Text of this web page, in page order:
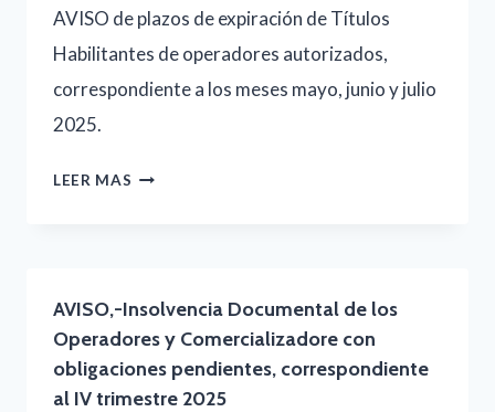
DE
OPERADORES
AUTORIZADOS
AVISO de plazos de expiración de Títulos
Habilitantes de operadores autorizados,
correspondiente a los meses mayo, junio y julio
2025.
LEER MAS AVISO
EXPIRACIÓN
TÍTULOS
AVISO,-Insolvencia Documental de los
Operadores y Comercializadore con
obligaciones pendientes, correspondiente
al IV trimestre 2025